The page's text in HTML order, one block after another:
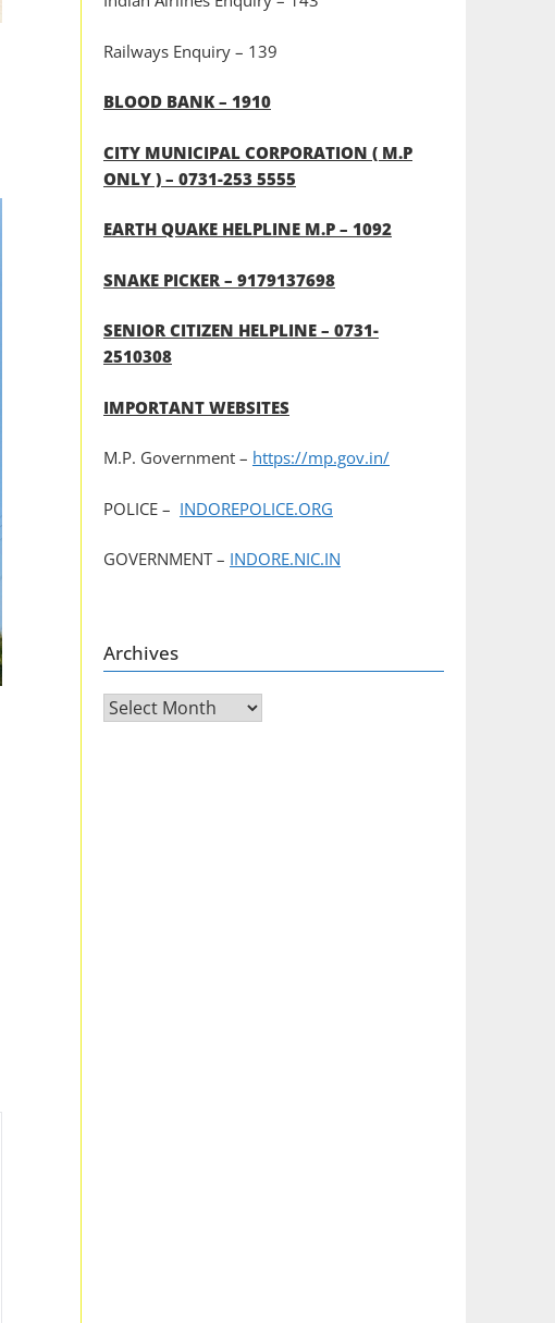
Railways Enquiry – 139
BLOOD BANK – 1910
CITY MUNICIPAL CORPORATION ( M.P
ONLY ) – 0731-253 5555
EARTH QUAKE HELPLINE M.P – 1092
SNAKE PICKER – 9179137698
SENIOR CITIZEN HELPLINE – 0731-
2510308
IMPORTANT WEBSITES
M.P. Government – https://mp.gov.in/
POLICE – INDOREPOLICE.ORG
GOVERNMENT – INDORE.NIC.IN
Archives
Archives